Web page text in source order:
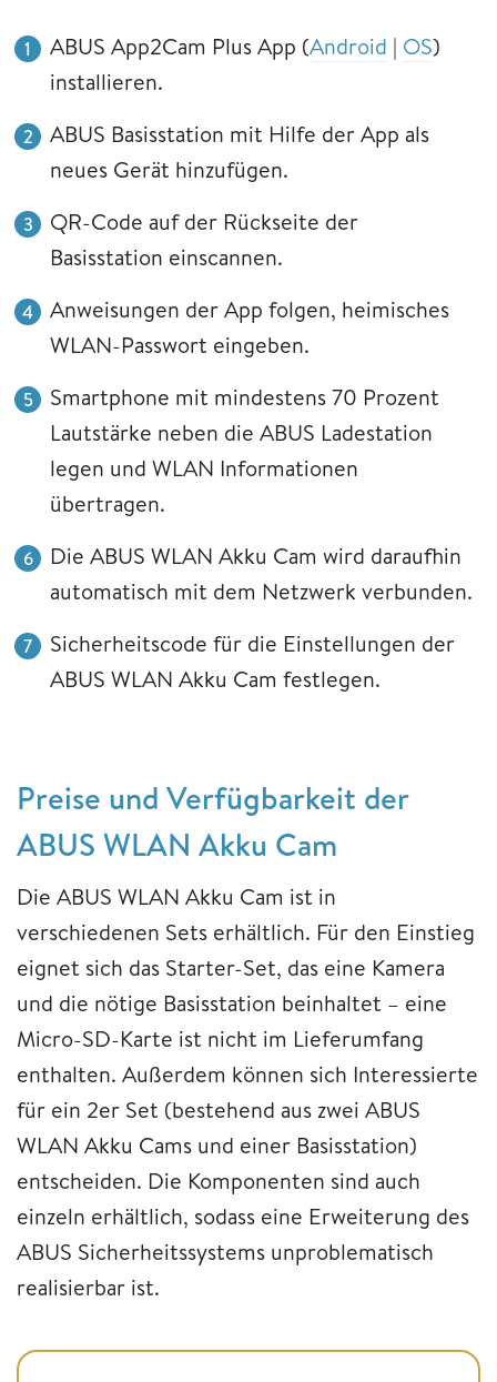
ABUS App2Cam Plus App (Android | OS)
installieren.
ABUS Basisstation mit Hilfe der App als
neues Gerät hinzufügen.
QR-Code auf der Rückseite der
Basisstation einscannen.
Anweisungen der App folgen, heimisches
WLAN-Passwort eingeben.
Smartphone mit mindestens 70 Prozent
Lautstärke neben die ABUS Ladestation
legen und WLAN Informationen
übertragen.
Die ABUS WLAN Akku Cam wird daraufhin
automatisch mit dem Netzwerk verbunden.
Sicherheitscode für die Einstellungen der
ABUS WLAN Akku Cam festlegen.
Preise und Verfügbarkeit der
ABUS WLAN Akku Cam
Die ABUS WLAN Akku Cam ist in
verschiedenen Sets erhältlich. Für den Einstieg
eignet sich das Starter-Set, das eine Kamera
und die nötige Basisstation beinhaltet – eine
Micro-SD-Karte ist nicht im Lieferumfang
enthalten. Außerdem können sich Interessierte
für ein 2er Set (bestehend aus zwei ABUS
WLAN Akku Cams und einer Basisstation)
entscheiden. Die Komponenten sind auch
einzeln erhältlich, sodass eine Erweiterung des
ABUS Sicherheitssystems unproblematisch
realisierbar ist.